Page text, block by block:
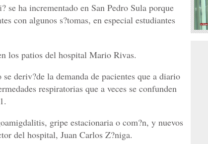
se ha incrementado en San Pedro Sula porque
con algunos s?tomas, en especial estudiantes
los patios del hospital Mario Rivas.
deriv?de la demanda de pacientes que a diario
respiratorias que a veces se confunden
gripe estacionaria o com?n, y nuevos
del hospital, Juan Carlos Z?niga.